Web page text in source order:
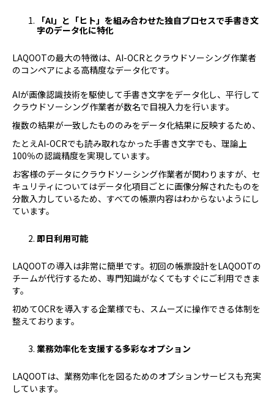
「AI」と「ヒト」を組み合わせた独自プロセスで手書き文
字のデータ化に特化
LAQOOTの最大の特徴は、AI-OCRとクラウドソーシング作業者
のコンペアによる高精度なデータ化です。
AIが画像認識技術を駆使して手書き文字をデータ化し、平行して
クラウドソーシング作業者が数名で目視入力を行います。
複数の結果が一致したもののみをデータ化結果に反映するため、
たとえAI-OCRでも読み取れなかった手書き文字でも、理論上
100％の認識精度を実現しています。
お客様のデータにクラウドソーシング作業者が関わりますが、セ
キュリティについてはデータ化項目ごとに画像分解されたものを
分散入力しているため、すべての帳票内容はわからないようにし
ています。
即日利用可能
LAQOOTの導入は非常に簡単です。初回の帳票設計をLAQOOTの
チームが代行するため、専門知識がなくてもすぐにご利用できま
す。
初めてOCRを導入する企業様でも、スムーズに操作できる体制を
整えております。
業務効率化を支援する多彩なオプション
LAQOOTは、業務効率化を図るためのオプションサービスも充実
しています。